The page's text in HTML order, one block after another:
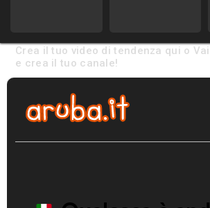
Crea il tuo video di tendenza qui o
e crea il tuo canale!